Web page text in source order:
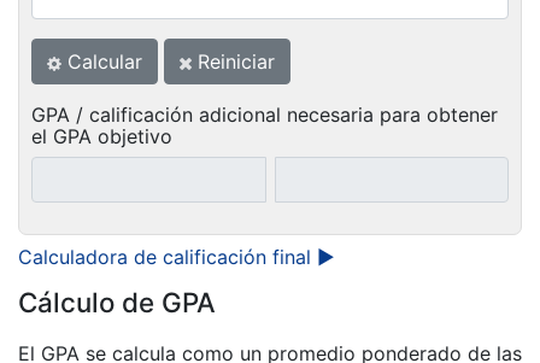
Calcular Reiniciar
GPA / calificación adicional necesaria para obtener
el GPA objetivo
Calculadora de calificación final ►
Cálculo de GPA
El GPA se calcula como un promedio ponderado de las